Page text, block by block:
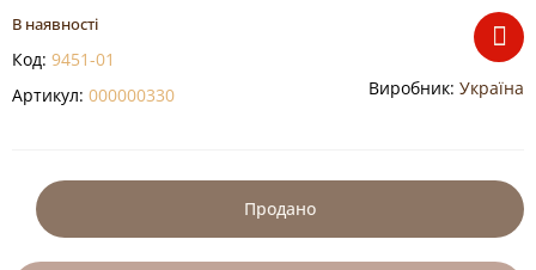
В наявності
Код: 9451-01
Артикул: 000000330 Виробник: Україна
Продано